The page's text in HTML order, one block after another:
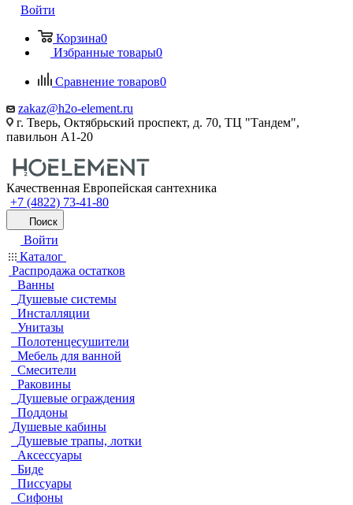
Войти
Корзина0
Избранные товары0
Сравнение товаров0
zakaz@h2o-element.ru
г. Тверь, Октябрьский проспект, д. 70, ТЦ "Тандем",
павильон А1-20
Качественная Европейская сантехника
+7 (4822) 73-41-80
Поиск
Войти
Каталог
Распродажа остатков
Ванны
Душевые системы
Инсталляции
Унитазы
Полотенцесушители
Мебель для ванной
Смесители
Раковины
Душевые ограждения
Поддоны
Душевые кабины
Душевые трапы, лотки
Аксессуары
Биде
Писсуары
Сифоны